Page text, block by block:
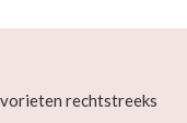
rechtstreeks